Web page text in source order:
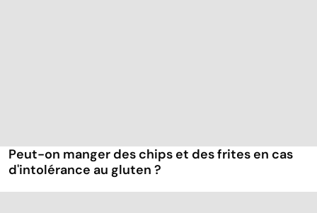
Peut-on manger des chips et des frites en cas
d'intolérance au gluten ?